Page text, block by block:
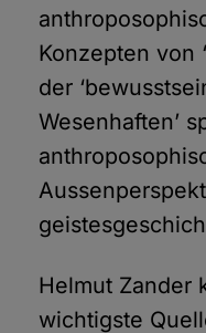
Konzepten von
der
Wesenhaften’
Helmut Zander
wichtigste